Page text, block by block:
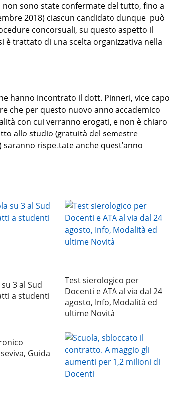
sono state confermate del tutto, fino a
2018) ciascun candidato dunque può
concorsuali, su questo aspetto il
è trattato di una scelta organizzativa nella
hanno incontrato il dott. Pinneri, vice capo
che per questo nuovo anno accademico
con cui verranno erogati, e non è chiaro
allo studio (gratuità del semestre
rispettate anche quest’anno
3 al Sud
a studenti
Test sierologico per
Docenti e ATA al via dal 24
agosto, Info, Modalità ed
ultime Novità
Guida